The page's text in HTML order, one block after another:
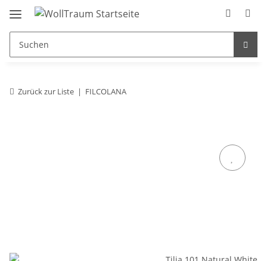
Zurück zur Liste FILCOLANA